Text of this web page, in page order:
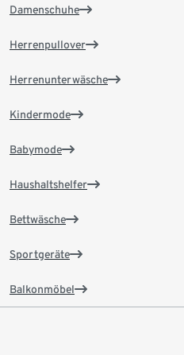
Damenschuhe
Herrenpullover
Herrenunterwäsche
Kindermode
Babymode
Haushaltshelfer
Bettwäsche
Sportgeräte
Balkonmöbel